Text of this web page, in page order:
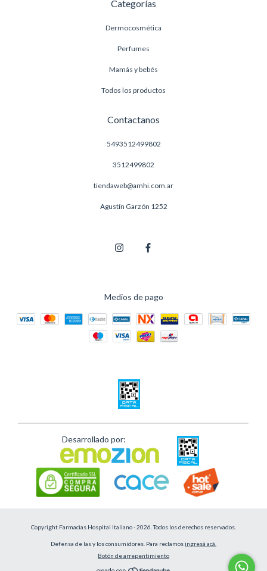
Categorías
Dermocosmética
Perfumes
Mamás y bebés
Todos los productos
Contactanos
5493512499802
3512499802
tiendaweb@amhi.com.ar
Agustín Garzón 1252
Medios de pago
Desarrollado por:
Copyright Farmacias Hospital Italiano - 2026. Todos los derechos reservados.
Defensa de las y los consumidores. Para reclamosingresá acá.
Botón de arrepentimiento